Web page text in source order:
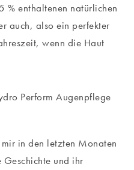
% enthaltenen natürlichen
auch, also ein perfekter
wenn die Haut
mir in den letzten Monaten
und ihr